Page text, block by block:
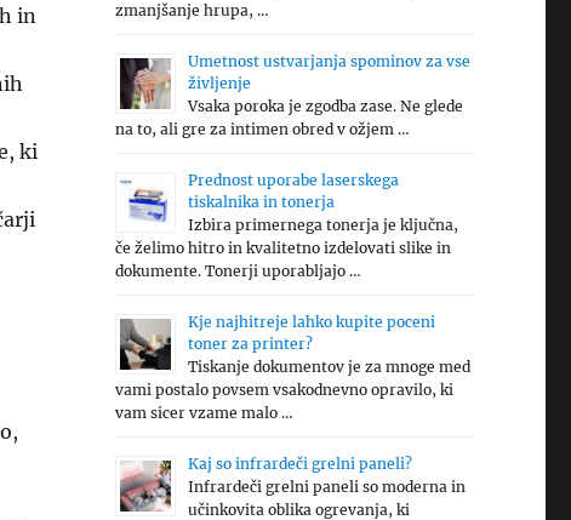
in
ki
zmanjšanje hrupa, …
Umetnost ustvarjanja spominov za vse
življenje
Vsaka poroka je zgodba zase. Ne glede
na to, ali gre za intimen obred v ožjem …
Prednost uporabe laserskega
tiskalnika in tonerja
Izbira primernega tonerja je ključna,
če želimo hitro in kvalitetno izdelovati slike in
dokumente. Tonerji uporabljajo …
Kje najhitreje lahko kupite poceni
toner za printer?
Tiskanje dokumentov je za mnoge med
vami postalo povsem vsakodnevno opravilo, ki
vam sicer vzame malo …
Kaj so infrardeči grelni paneli?
Infrardeči grelni paneli so moderna in
učinkovita oblika ogrevanja, ki